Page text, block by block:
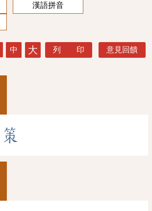
漢語拼音
中 大 列 印 意見回饋
策